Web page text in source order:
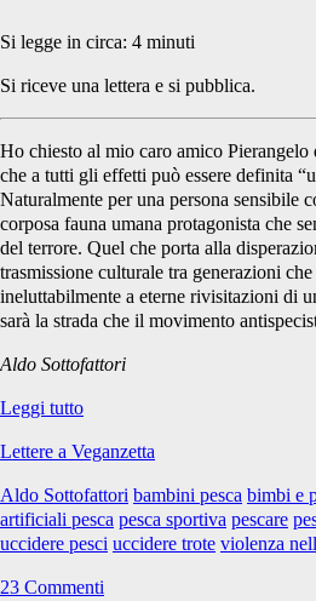
Pellice</span>
Si legge in circa: 4 minuti
Si riceve una lettera e si pubblica.
Ho chiesto al mio caro amico Pierangelo
che a tutti gli effetti può essere definita
Naturalmente per una persona sensibile
corposa fauna umana protagonista che
del terrore. Quel che porta alla
trasmissione culturale tra generazioni
ineluttabilmente a eterne rivisitazioni di
sarà la strada che il movimento
Aldo Sottofattori
Leggi tuttoI
degli
domenicali
Lettere a Veganzetta
Aldo Sottofattori bambini pesca bimbi e
artificiali pesca pesca sportiva pescare
uccidere pesci uccidere trote violenza
23 Commenti